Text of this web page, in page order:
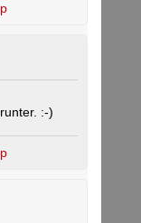
:-)